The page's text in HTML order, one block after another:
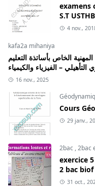
examens
S.T USTHB
4 nov.,
kafa2a mihaniya
الخاص بأساتذة التعليم
التأهيلي – الفيزياء والكيمياء
16 nov., 2025
Cours
29 janv.,
2bac ,2bac
exercice
2 bac biof
31 oct.,